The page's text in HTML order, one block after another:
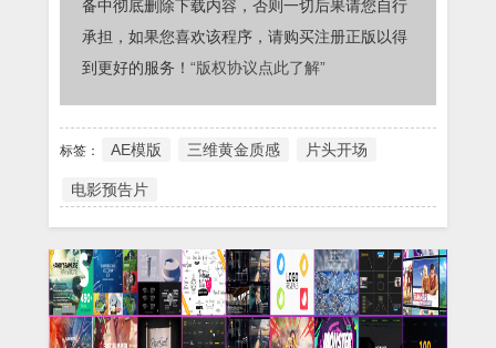
备中彻底删除下载内容，否则一切后果请您自行
承担，如果您喜欢该程序，请购买注册正版以得
到更好的服务！ “版权协议点此了解”
标签： AE模版 三维黄金质感 片头开场
电影预告片